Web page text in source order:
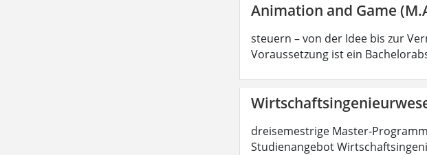
Animation and Game
steuern – von der Idee bis zur
Voraussetzung ist ein
dreisemestrige Master-
Studienangebot